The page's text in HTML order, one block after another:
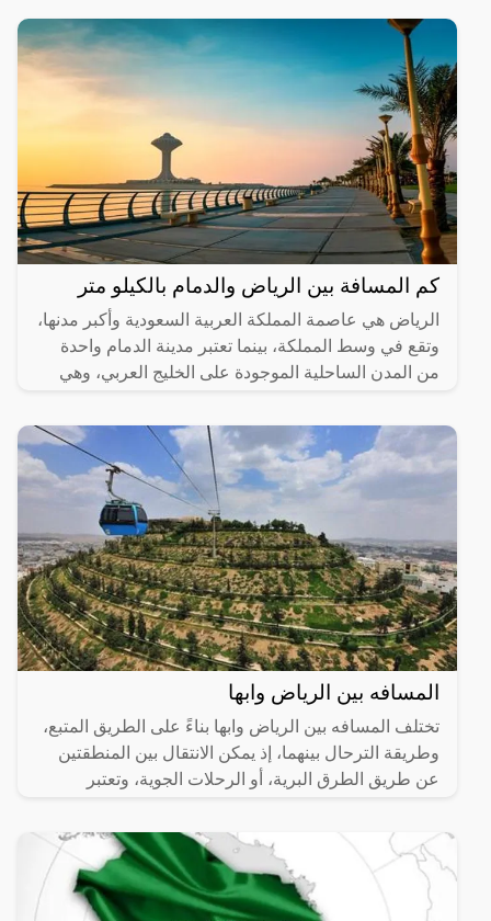
كم المسافة بين الرياض والدمام بالكيلو متر
الرياض هي عاصمة المملكة العربية السعودية وأكبر مدنها،
وتقع في وسط المملكة، بينما تعتبر مدينة الدمام واحدة
من المدن الساحلية الموجودة على الخليج العربي، وهي
المسافه بين الرياض وابها
تختلف المسافه بين الرياض وابها بناءً على الطريق المتبع،
وطريقة الترحال بينهما، إذ يمكن الانتقال بين المنطقتين
عن طريق الطرق البرية، أو الرحلات الجوية، وتعتبر